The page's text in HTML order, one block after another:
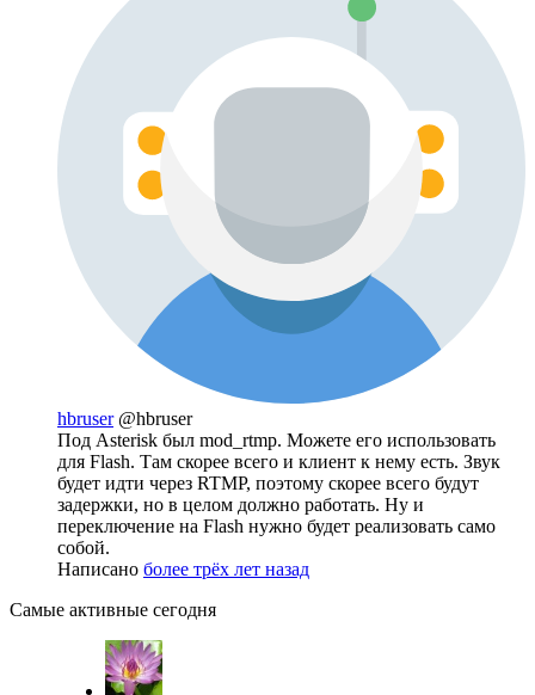
hbruser @hbruser
Под Asterisk был mod_rtmp. Можете его использовать
для Flash. Там скорее всего и клиент к нему есть. Звук
будет идти через RTMP, поэтому скорее всего будут
задержки, но в целом должно работать. Ну и
переключение на Flash нужно будет реализовать само
собой.
Написано более трёх лет назад
Самые активные сегодня